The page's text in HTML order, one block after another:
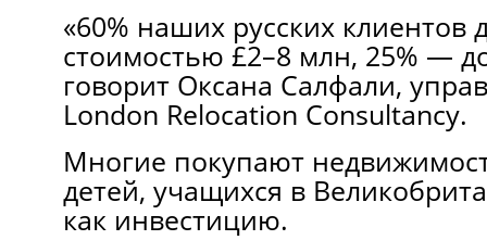
«60% наших русских клиентов
стоимостью £2–8 млн, 25% —
говорит Оксана Салфали,
London Relocation Consultancy.
Многие покупают
детей, учащихся в
как инвестицию.